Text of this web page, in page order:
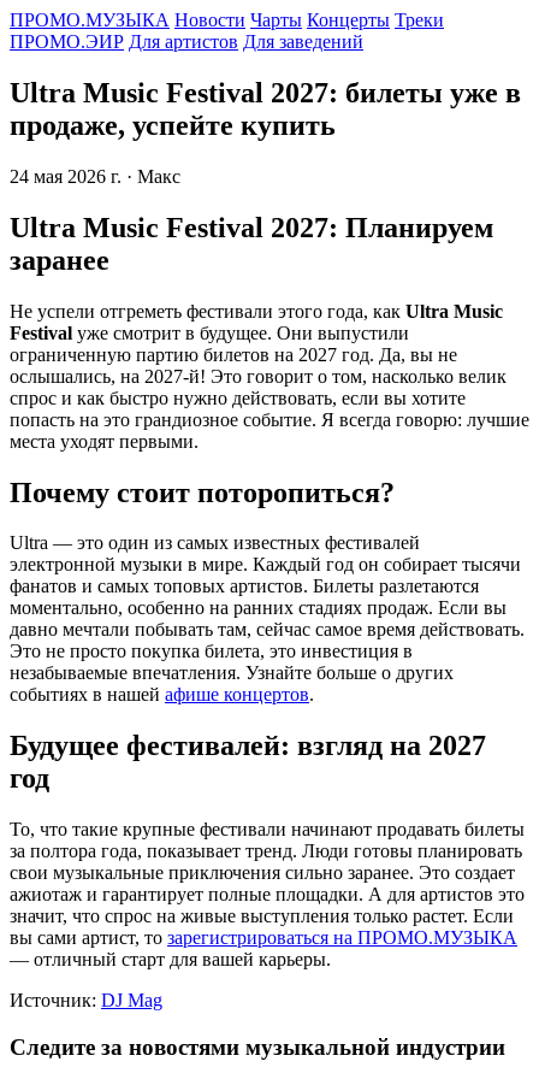
ПРОМО.МУЗЫКА Новости Чарты Концерты Треки
ПРОМО.ЭИР Для артистов Для заведений
Ultra Music Festival 2027: билеты уже в
продаже, успейте купить
24 мая 2026 г. · Макс
Ultra Music Festival 2027: Планируем
заранее
Не успели отгреметь фестивали этого года, как Ultra Music
Festival уже смотрит в будущее. Они выпустили
ограниченную партию билетов на 2027 год. Да, вы не
ослышались, на 2027-й! Это говорит о том, насколько велик
спрос и как быстро нужно действовать, если вы хотите
попасть на это грандиозное событие. Я всегда говорю: лучшие
места уходят первыми.
Почему стоит поторопиться?
Ultra — это один из самых известных фестивалей
электронной музыки в мире. Каждый год он собирает тысячи
фанатов и самых топовых артистов. Билеты разлетаются
моментально, особенно на ранних стадиях продаж. Если вы
давно мечтали побывать там, сейчас самое время действовать.
Это не просто покупка билета, это инвестиция в
незабываемые впечатления. Узнайте больше о других
событиях в нашей афише концертов.
Будущее фестивалей: взгляд на 2027
год
То, что такие крупные фестивали начинают продавать билеты
за полтора года, показывает тренд. Люди готовы планировать
свои музыкальные приключения сильно заранее. Это создает
ажиотаж и гарантирует полные площадки. А для артистов это
значит, что спрос на живые выступления только растет. Если
вы сами артист, то зарегистрироваться на ПРОМО.МУЗЫКА
— отличный старт для вашей карьеры.
Источник: DJ Mag
Следите за новостями музыкальной индустрии